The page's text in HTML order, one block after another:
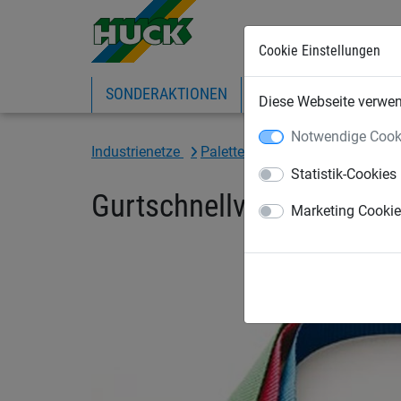
Cookie Einstellungen
Diese Webseite
Notwendige
Statistik-Cookies
Marketing
SONDERAKTIONEN EXPRESS-SHOP
Industrienetze Palettenregal-Sicherheitsnetze
Gurtschnellverschluss,